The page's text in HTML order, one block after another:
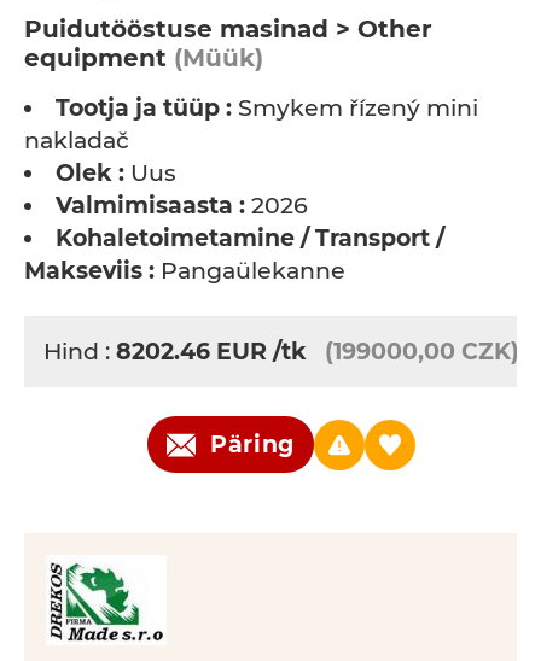
Puidutööstuse masinad > Other
equipment (Müük)
Tootja ja tüüp : Smykem řízený mini
nakladač
Olek : Uus
Valmimisaasta : 2026
Kohaletoimetamine / Transport /
Makseviis : Pangaülekanne
Hind : 8202.46 EUR /tk (199000,00 CZK)
Päring